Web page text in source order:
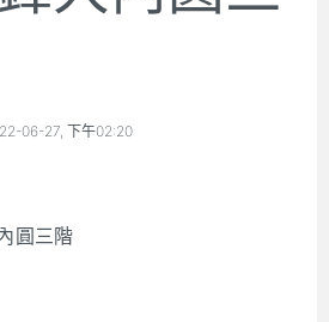
06-27, 下午02:20
圓三階